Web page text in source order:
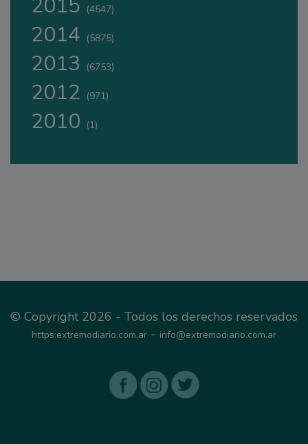
2015 (4547)
2014 (5875)
2013 (6753)
2012 (971)
2010 (1)
© Copyright 2026 - Todos los derechos reservados
https:extremodiario.com.ar - info@extremodiario.com.ar